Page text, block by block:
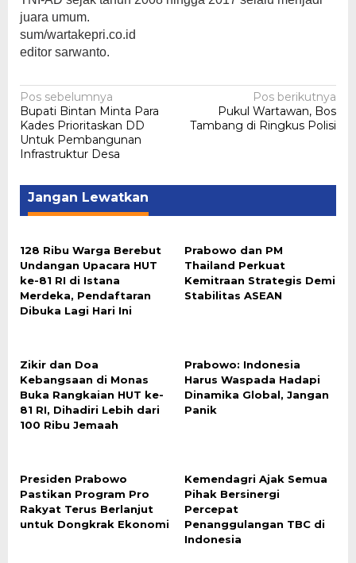
juara umum.
sum/wartakepri.co.id
editor sarwanto.
Navigasi
pos
Pos sebelumnya
Bupati Bintan Minta Para
Kades Prioritaskan DD
Untuk Pembangunan
Infrastruktur Desa
Pos berikutnya
Pukul Wartawan, Bos
Tambang di Ringkus Polisi
Jangan Lewatkan
128 Ribu Warga Berebut
Undangan Upacara HUT
ke-81 RI di Istana
Merdeka, Pendaftaran
Dibuka Lagi Hari Ini
Prabowo dan PM
Thailand Perkuat
Kemitraan Strategis Demi
Stabilitas ASEAN
Zikir dan Doa
Kebangsaan di Monas
Buka Rangkaian HUT ke-
81 RI, Dihadiri Lebih dari
100 Ribu Jemaah
Prabowo: Indonesia
Harus Waspada Hadapi
Dinamika Global, Jangan
Panik
Presiden Prabowo
Pastikan Program Pro
Rakyat Terus Berlanjut
untuk Dongkrak Ekonomi
Kemendagri Ajak Semua
Pihak Bersinergi
Percepat
Penanggulangan TBC di
Indonesia